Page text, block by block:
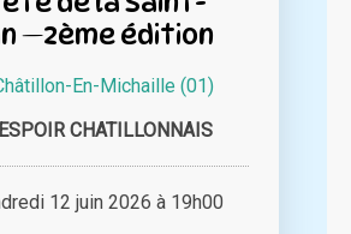
—2ème édition
En-Michaille (01)
CHATILLONNAIS
12 juin 2026 à 19h00